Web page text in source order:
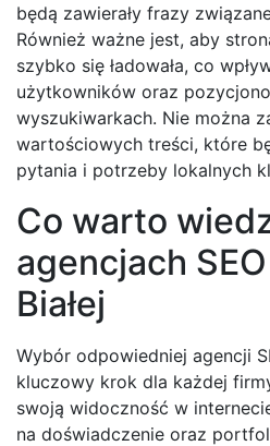
będą zawierały frazy
Również ważne jest, aby
szybko się ładowała, co
użytkowników oraz
wyszukiwarkach. Nie można
wartościowych treści, które
pytania i potrzeby lokalnych
Co warto
agencjach
Białej
Wybór odpowiedniej agencji
kluczowy krok dla każdej
swoją widoczność w
na doświadczenie oraz